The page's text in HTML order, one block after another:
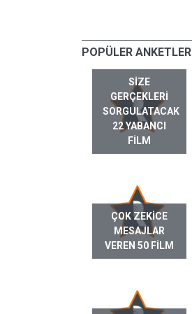
POPÜLER ANKETLER
SIZE
GERÇEKLERI
SORGULATACAK
22 YABANCI
FILM
ÇOK ZEKICE
MESAJLAR
VEREN 50 FILM